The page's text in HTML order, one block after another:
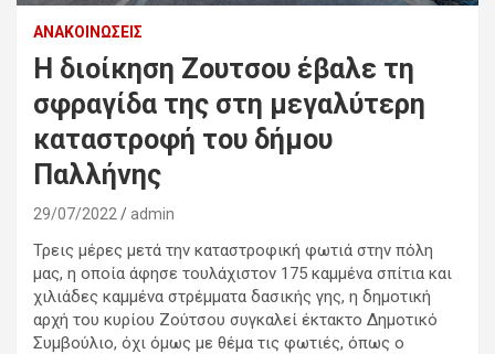
ΑΝΑΚΟΙΝΏΣΕΙΣ
Η διοίκηση Ζουτσου έβαλε τη
σφραγίδα της στη μεγαλύτερη
καταστροφή του δήμου
Παλλήνης
29/07/2022 admin
Τρεις μέρες μετά την καταστροφική φωτιά στην πόλη
μας, η οποία άφησε τουλάχιστον 175 καμμένα σπίτια και
χιλιάδες καμμένα στρέμματα δασικής γης, η δημοτική
αρχή του κυρίου Ζούτσου συγκαλεί έκτακτο Δημοτικό
Συμβούλιο, όχι όμως με θέμα τις φωτιές, όπως ο